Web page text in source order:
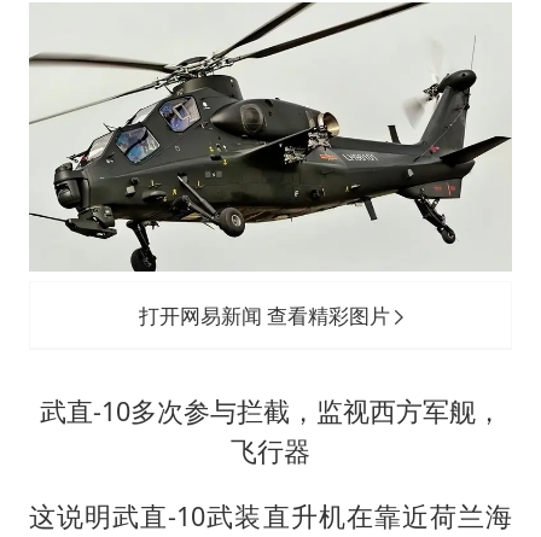
打开网易新闻 查看精彩图片
武直-10多次参与拦截，监视西方军舰，
飞行器
这说明武直-10武装直升机在靠近荷兰海